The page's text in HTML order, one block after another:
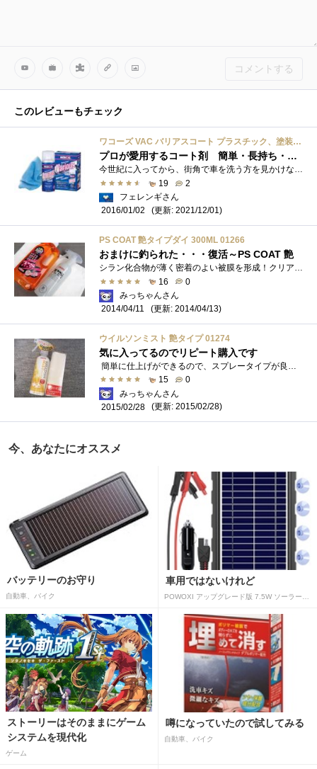
コメントする
このレビューもチェック
ワコーズ VAC バリアスコート プラスチック、塗装、金属の洗浄・保護・コート剤 A141 300ml A141 [HTRC3]
プロが愛用するコート剤 簡単・長持ち・効果あり 低価格 プロが認めるすごい度
今世紀に入ってから、街角で車を洗う方を見かけなくなりました。 街の洗車場も減りました。 綺麗にしておきたい方の多くはプロに依頼してコ�...
19
2
フェレンギさん
2016/01/02
(更新: 2021/12/01)
PS COAT 艶タイプダイ 300ML 01266
おまけに釣られた・・・復活～PS COAT 艶
シラン化合物が薄く密着のよい被膜を形成！クリアな艶と驚きのスベリを実現！こんな効果が期待できるということで、以前、使っていました。�...
16
0
みっちゃんさん
2014/04/11
(更新: 2014/04/13)
ウイルソンミスト 艶タイプ 01274
気に入ってるのでリピート購入です
15
0
みっちゃんさん
2015/02/28
(更新: 2015/02/28)
今、あなたにオススメ
バッテリーのお守り
自動車、バイク
車用ではないけれど
ストーリーはそのままにゲーム
システムを現代化
ゲーム
噂になっていたので試してみる
自動車、バイク